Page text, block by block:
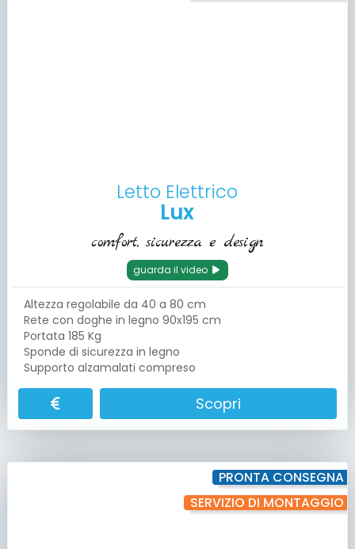
Letto Elettrico
Lux
comfort, sicurezza e design
guarda il video
Altezza regolabile da 40 a 80 cm
Rete con doghe in legno 90x195 cm
Portata 185 Kg
Sponde di sicurezza in legno
Supporto alzamalati compreso
Scopri
PRONTA CONSEGNA
SERVIZIO DI MONTAGGIO